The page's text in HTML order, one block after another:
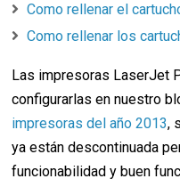
Como rellenar el
Como rellenar los
Las impresoras LaserJet
configurarlas en nuestro
impresoras del año 2013,
ya están descontinuada
funcionabilidad y buen